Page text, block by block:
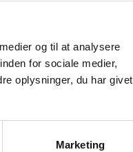
og til at analysere
for sociale medier,
oplysninger, du har givet
Marketing